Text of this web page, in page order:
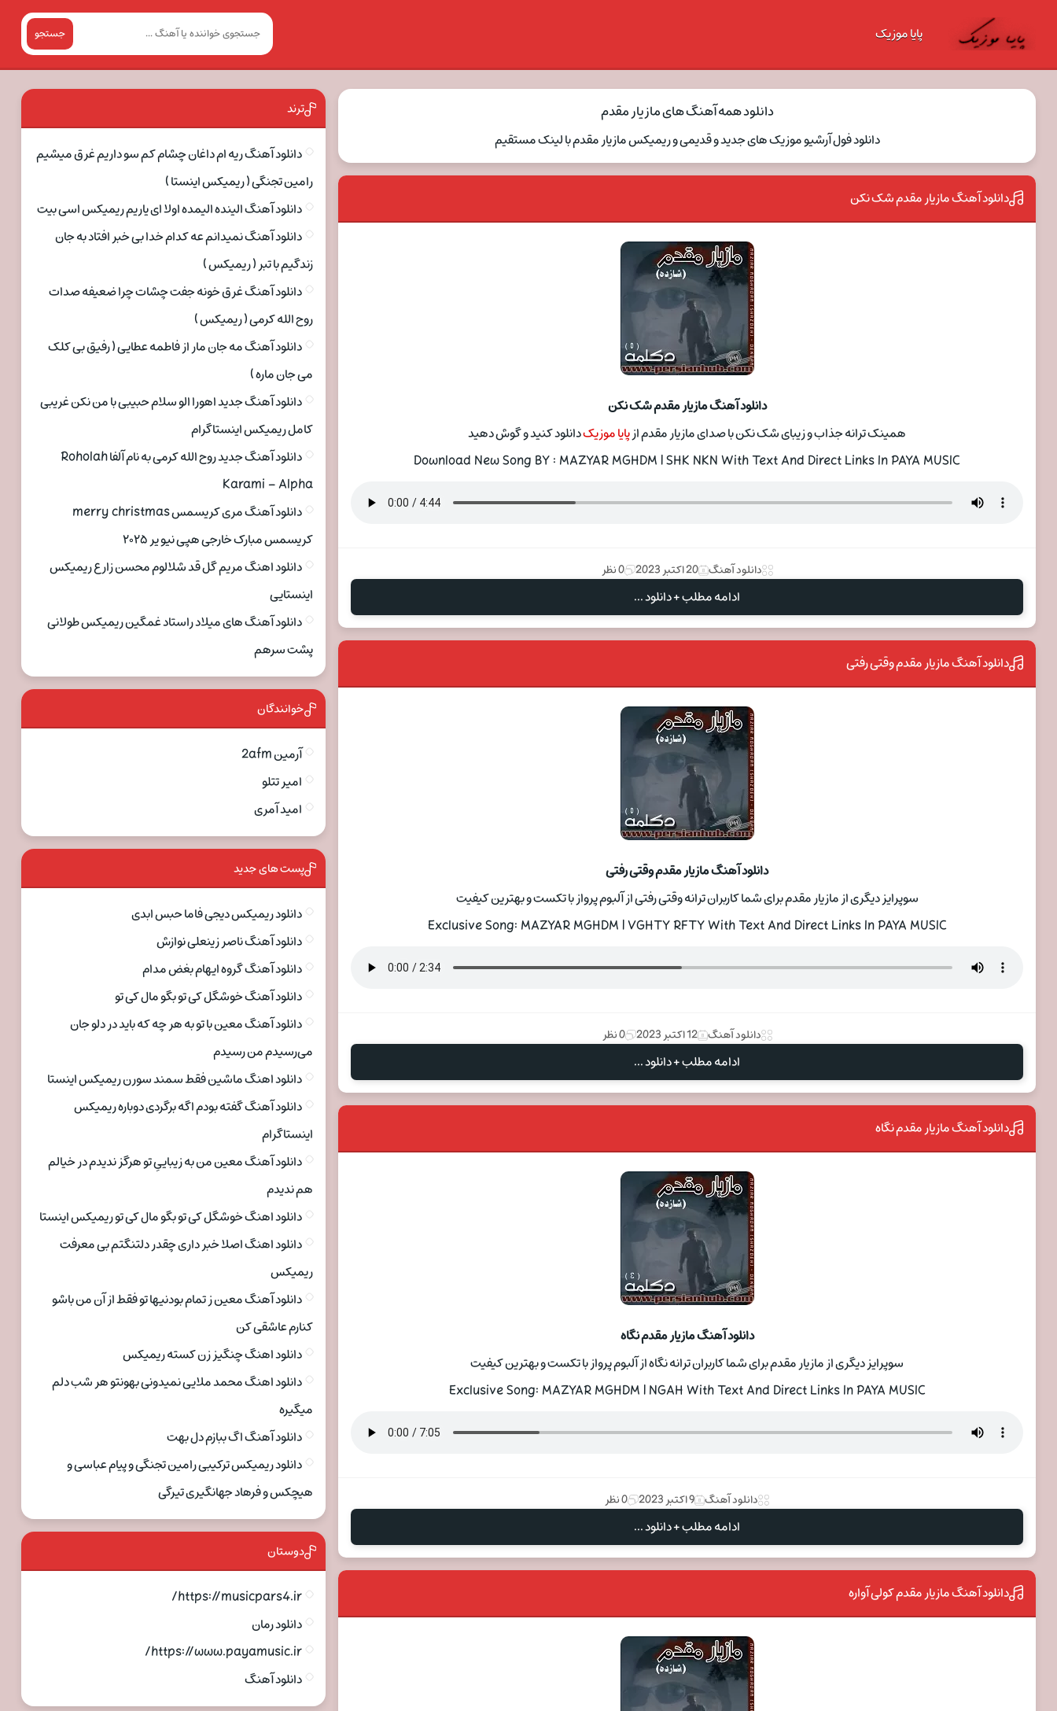
پایا موزیک جستجو
دانلود همه آهنگ های مازیار مقدم
دانلود فول آرشیو موزیک های جدید و قدیمی و ریمیکس مازیار مقدم با لینک مستقیم
دانلود آهنگ مازیار مقدم شک نکن
دانلود آهنگ مازیار مقدم شک نکن
همینک ترانه جذاب و زیبای شک نکن با صدای مازیار مقدم ازپایا موزیکدانلود کنید و گوش دهید
Download New Song BY : MAZYAR MGHDM | SHK NKN With Text And Direct Links In PAYA MUSIC
دانلود آهنگ 20 اکتبر 2023 0 نظر
ادامه مطلب + دانلود ...
دانلود آهنگ مازیار مقدم وقتی رفتی
دانلود آهنگ مازیار مقدم وقتی رفتی
سوپرایز دیگری از مازیار مقدم برای شما کاربران ترانه وقتی رفتی از آلبوم پرواز با تکست و بهترین کیفیت
Exclusive Song: MAZYAR MGHDM | VGHTY RFTY With Text And Direct Links In PAYA MUSIC
دانلود آهنگ 12 اکتبر 2023 0 نظر
ادامه مطلب + دانلود ...
دانلود آهنگ مازیار مقدم نگاه
دانلود آهنگ مازیار مقدم نگاه
سوپرایز دیگری از مازیار مقدم برای شما کاربران ترانه نگاه از آلبوم پرواز با تکست و بهترین کیفیت
Exclusive Song: MAZYAR MGHDM | NGAH With Text And Direct Links In PAYA MUSIC
دانلود آهنگ 9 اکتبر 2023 0 نظر
ادامه مطلب + دانلود ...
دانلود آهنگ مازیار مقدم کولی آواره
ترند
دانلود آهنگ ریه ام داغان چشام کم سو داریم غرق میشیم
رامین تجنگی ( ریمیکس اینستا )
دانلود آهنگ الینده الیمده اولا ای یاریم ریمیکس اسی بیت
دانلود آهنگ نمیدانم عه کدام خدا بی خبر افتاد به جان
زندگیم با تبر ( ریمیکس )
دانلود آهنگ غرق خونه جفت چشات چرا ضعیفه صدات
روح الله کرمی ( ریمیکس )
دانلود آهنگ مه جان مار از فاطمه عطایی ( رفیق بی کلک
می جان ماره )
دانلود آهنگ جدید اهورا الو سلام حبیبی با من نکن غریبی
کامل ریمیکس اینستاگرام
دانلود آهنگ جدید روح الله کرمی به نام آلفا Roholah
Karami – Alpha
دانلود آهنگ مری کریسمس merry christmas
کریسمس مبارک خارجی هپی نیو یر ۲۰۲۵
دانلود اهنگ مریم گل قد شلالوم محسن زارع ریمیکس
اینستایی
دانلود آهنگ های میلاد راستاد غمگین ریمیکس طولانی
پشت سرهم
خوانندگان
آرمین 2afm
امیر تتلو
امید آمری
پست های جدید
دانلود ریمیکس دیجی فاما حبس ابدی
دانلود آهنگ ناصر زینعلی نوازش
دانلود آهنگ گروه ایهام بغض مدام
دانلود آهنگ خوشگل کی تو بگو مال کی تو
دانلود آهنگ معین با تو به هر چه که باید در دلو جان
می‌رسیدم من رسیدم
دانلود اهنگ ماشین فقط سمند سورن ریمیکس اینستا
دانلود آهنگ گفته بودم اگه برگردی دوباره ریمیکس
اینستاگرام
دانلود آهنگ معین من به زیباییِ تو هرگز ندیدم در خیالم
هم ندیدم
دانلود اهنگ خوشگل کی تو بگو مال کی تو ریمیکس اینستا
دانلود اهنگ اصلا خبر داری چقدر دلتنگتم بی معرفت
ریمیکس
دانلود آهنگ معین ز تمام بودنیها تو فقط از آن من باشو
کنارم عاشقی کن
دانلود اهنگ چنگیز زن کسته ریمیکس
دانلود اهنگ محمد ملایی نمیدونی بهونتو هر شب دلم
میگیره
دانلود آهنگ اگ ببازم دل بهت
دانلود ریمیکس ترکیبی رامین تجنگی و پیام عباسی و
هیچکس و فرهاد جهانگیری تیرگی
دوستان
https://musicpars4.ir/
دانلود رمان
https://www.payamusic.ir/
دانلود آهنگ